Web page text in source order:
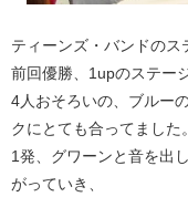
ティーンズ・バンドのス
前回優勝、1upのステー
4人おそろいの、ブルー
クにとても合ってました。
1発、グワーンと音を出
がっていき、